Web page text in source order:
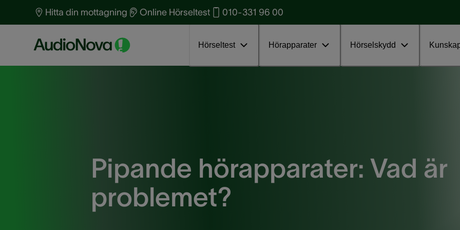
Hitta din mottagning Online Hörseltest 010-331 96 00
Hörseltest Hörapparater Hörselskydd
Boka tid för hörseltest
Starta testet
Klicka här
Om AudioNova
Pipande hörapparater: Vad är
problemet?